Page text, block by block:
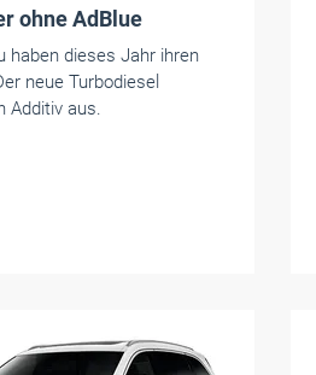
ohne AdBlue
haben dieses Jahr ihren
neue Turbodiesel
Additiv aus.